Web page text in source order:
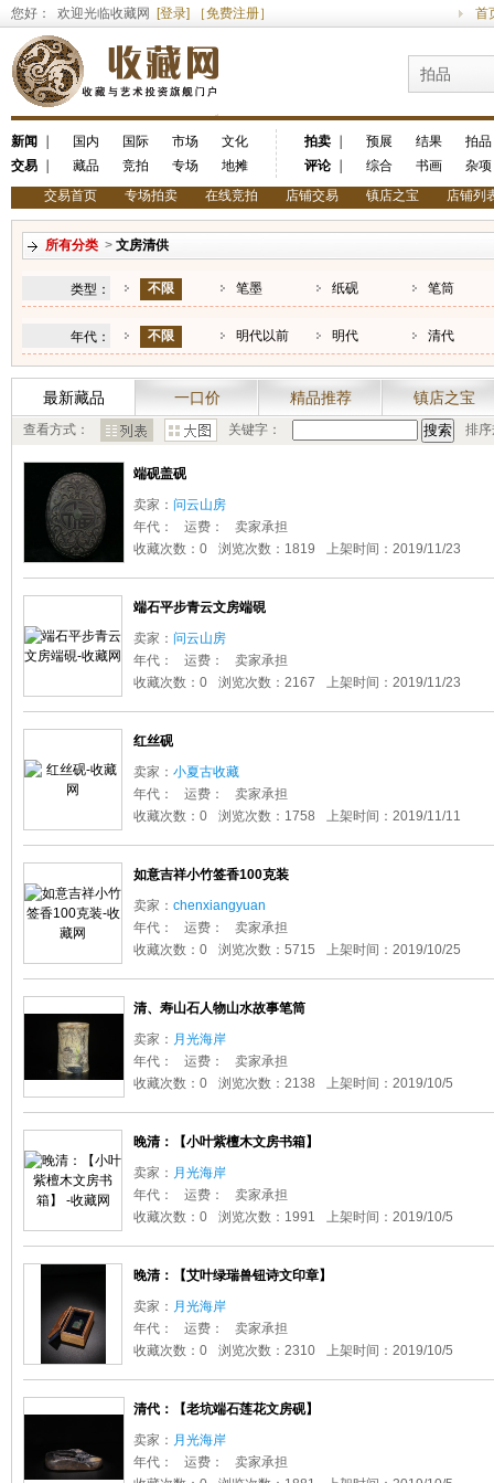
您好： 欢迎光临收藏网 [登录] ［免费注册］ 首
拍品
新闻 国内 国际 市场
文化
交易
藏品 竞拍 专场 地摊
拍卖 预展 结果
拍品
评论｜ 综合 书画
杂项
交易首页
专场拍卖 在线竞拍 店铺交易 镇店之宝 店铺列
所有分类 > 文房清供
类型： 不限 笔墨 纸砚 笔筒
年代： 不限 明代以前 明代 清代
最新藏品 一口价 精品推荐 镇店之宝
查看方式： 关键字： 排
端砚盖砚
卖家： 问云山房
年代：
运费：
卖家承担
收藏次数：0
浏览次数：1819 上架时间：2019/11/23
端石平步青云文房端硯
卖家： 问云山房
年代：
运费：
卖家承担
收藏次数：0
浏览次数：2167 上架时间：2019/11/23
红丝砚
卖家： 小夏古收藏
年代：
运费：
卖家承担
收藏次数：0
浏览次数：1758 上架时间：2019/11/11
如意吉祥小竹签香100克装
卖家： chenxiangyuan
年代：
运费：
卖家承担
收藏次数：0
浏览次数：5715 上架时间：2019/10/25
清、寿山石人物山水故事笔筒
卖家： 月光海岸
年代：
运费：
卖家承担
收藏次数：0
浏览次数：2138 上架时间：2019/10/5
晚清：【小叶紫檀木文房书箱】
卖家： 月光海岸
年代：
运费：
卖家承担
收藏次数：0
浏览次数：1991 上架时间：2019/10/5
晚清：【艾叶绿瑞兽钮诗文印章】
卖家： 月光海岸
年代：
运费：
卖家承担
收藏次数：0
浏览次数：2310 上架时间：2019/10/5
清代：【老坑端石莲花文房砚】
卖家： 月光海岸
年代：
运费：
卖家承担